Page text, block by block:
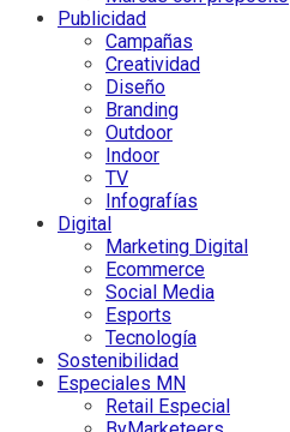
Publicidad
Campañas
Creatividad
Diseño
Branding
Outdoor
Indoor
TV
Infografías
Digital
Marketing Digital
Ecommerce
Social Media
Esports
Tecnología
Sostenibilidad
Especiales MN
Retail Especial